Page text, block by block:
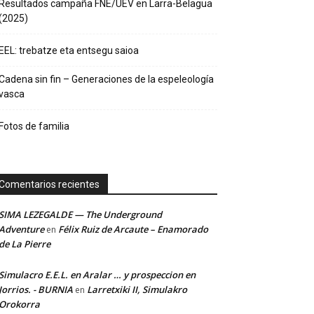
campaña FNE/UEV en Larra-Belagua
trebatze eta entsegu saioa
sin fin – Generaciones de la espeleología
de familia
recientes
LEZEGALDE — The Underground
en Félix Ruiz de Arcaute – Enamorado
La Pierre
E.E.L. en Aralar … y prospeccion en
- BURNIA en Larretxiki II, Simulakro